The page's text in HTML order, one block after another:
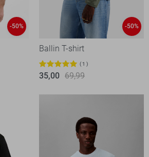
-50% -50%
Ballin T-shirt
1
35,00 69,99